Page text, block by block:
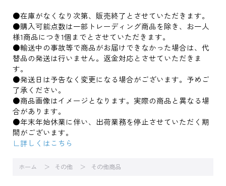
●在庫がなくなり次第、販売終了とさせていただきます。
●購入可能点数は一部トレーディング商品を除き、お一人
様1商品につき1個までとさせていただきます。
●輸送中の事故等で商品がお届けできなかった場合は、代
替品の発送は行いません。返金対応とさせていただきま
す。
●発送日は予告なく変更になる場合がございます。予めご
了承ください。
●商品画像はイメージとなります。実際の商品と異なる場
合があります。
●年末年始休業に伴い、出荷業務を停止させていただく期
間がございます。
∟詳しくはこちら
ホーム その他 その他商品